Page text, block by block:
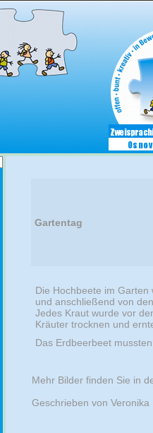
Gartentag
Die Hochbeete im
und anschließend von
Jedes Kraut wurde vor
Kräuter trocknen und
Das Erdbeerbeet
Mehr Bilder finden Sie in
Geschrieben von Veronika